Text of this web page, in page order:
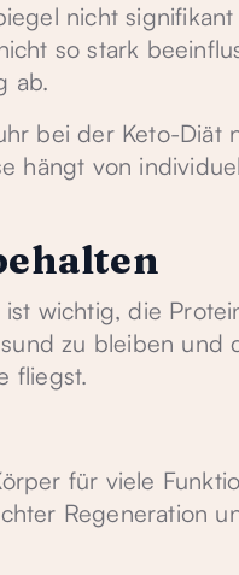
nicht signifikant
so stark
ab.
bei der Keto-Diät
hängt von
wichtig, die
zu bleiben und
fliegst.
für viele
Regeneration